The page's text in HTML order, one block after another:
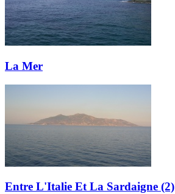
La Mer
Entre L'Italie Et La Sardaigne (2)